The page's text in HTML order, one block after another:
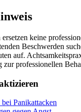
keine
Beschwerden
auf.
professionellen
Panikattacken